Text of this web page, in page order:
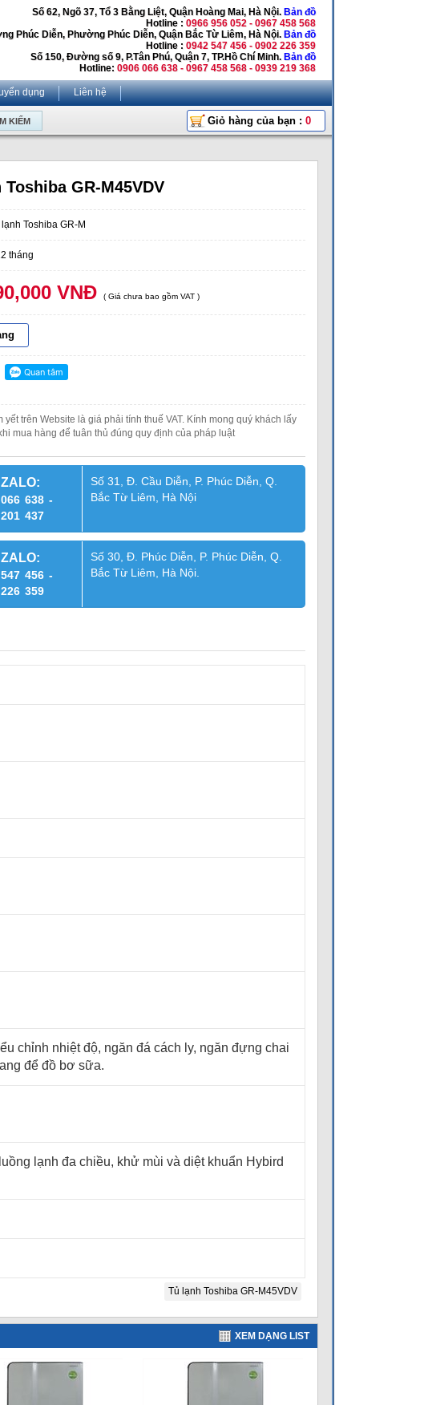
Số 62, Ngõ 37, Tổ 3 Bằng Liệt, Quận Hoàng Mai, Hà Nội. Bản đồ
Hotline : 0966 956 052 - 0967 458 568
Phúc Diễn, Phường Phúc Diễn, Quận Bắc Từ Liêm, Hà Nội. Bản đồ
Hotline : 0942 547 456 - 0902 226 359
Số 150, Đường số 9, P.Tân Phú, Quận 7, TP.Hồ Chí Minh. Bản đồ
Hotline: 0906 066 638 - 0967 458 568 - 0939 219 368
dụng Liên hệ
Giỏ hàng của bạn : 0
Toshiba GR-M45VDV
lạnh Toshiba GR-M
tháng
VNĐ ( Giá chưa bao gồm VAT )
yết trên Website là giá phải tính thuế VAT. Kính mong quý khách lấy
mua hàng để tuân thủ đúng quy định của pháp luật
638 -
437
Số 31, Đ. Cầu Diễn, P. Phúc Diễn, Q.
Bắc Từ Liêm, Hà Nội
456 -
359
Số 30, Đ. Phúc Diễn, P. Phúc Diễn, Q.
Bắc Từ Liêm, Hà Nội.
chỉnh nhiệt độ, ngăn đá cách ly, ngăn đựng chai
để đồ bơ sữa.
lạnh đa chiều, khử mùi và diệt khuẩn Hybird
Tủ lạnh Toshiba GR-M45VDV
XEM DẠNG LIST